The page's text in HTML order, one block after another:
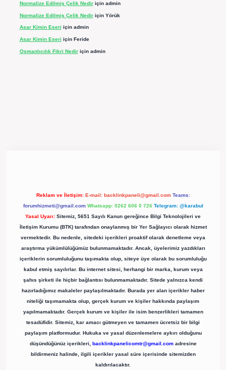
Normalize Edilmiş Çelik Nediriçin admin
Normalize Edilmiş Çelik Nediriçin Yörük
Asar Kimin Eseri için admin
Asar Kimin Eseri için Feride
Osmanlıcılık Fikri Nediriçin admin
Reklam ve İletişim: E-mail: backlinkpaneli@gmail.com Teams:
forumhizmeti@gmail.com Whatsapp: 0262 606 0 726 Telegram: @karabul
Yasal Uyarı: Sitemiz, 5651 Sayılı Kanun gereğince Bilgi Teknolojileri ve
İletişim Kurumu (BTK) tarafından onaylanmış bir Yer Sağlayıcı olarak hizmet
vermektedir. Bu nedenle, sitedeki içerikleri proaktif olarak denetleme veya
araştırma yükümlülüğümüz bulunmamaktadır. Ancak, üyelerimiz yazdıkları
içeriklerin sorumluluğunu taşımakta olup, siteye üye olarak bu sorumluluğu
kabul etmiş sayılırlar. Bu internet sitesi, herhangi bir marka, kurum veya
şahıs şirketi ile hiçbir bağlantısı bulunmamaktadır. Sitede yalnızca kendi
hazırladığımız makaleler paylaşılmaktadır. Burada yer alan içerikler haber
niteliği taşımamakta olup, gerçek kurum ve kişiler hakkında paylaşım
yapılmamaktadır. Gerçek kurum ve kişiler ile isim benzerlikleri tamamen
tesadüfidir. Sitemiz, kar amacı gütmeyen ve tamamen ücretsiz bir bilgi
paylaşım platformudur. Hukuka ve yasal düzenlemelere aykırı olduğunu
düşündüğünüz içerikleri, backlinkpanelicomtr@gmail.comadresine
bildirmeniz halinde, ilgili içerikler yasal süre içerisinde sitemizden
kaldırılacaktır.